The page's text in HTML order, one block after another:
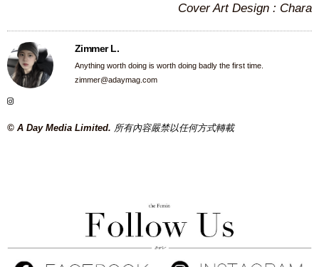
Cover Art Design : Chara
Zimmer L.
Anything worth doing is worth doing badly the first time.
zimmer@adaymag.com
© A Day Media Limited. 所有內容嚴禁以任何方式轉載